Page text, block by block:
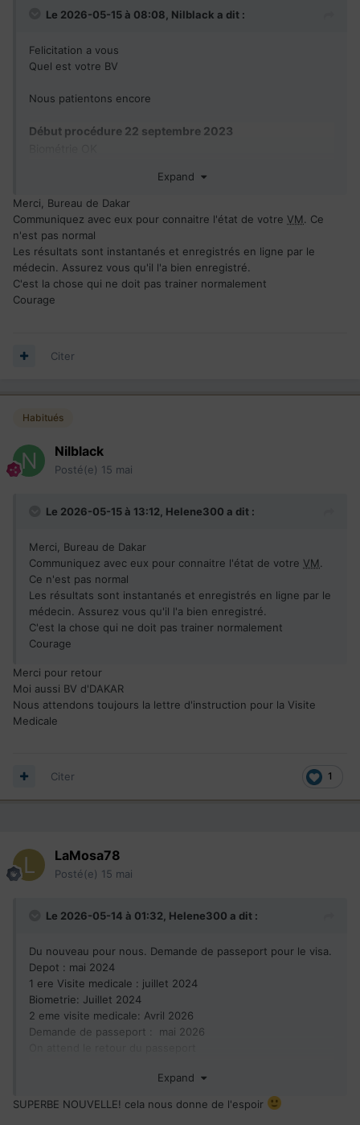
Le 2026-05-15 à 08:08, Nilblack a dit :
Felicitation a vous
Quel est votre BV
Nous patientons encore
Début procédure 22 septembre 2023
VM toujours en attente
CSQparrainage obtenu depuis le 8 mai 2024
CSQ
Expand
Merci, Bureau de Dakar
Communiquez avec eux pour connaitre l'état de votre VM. Ce
n'est pas normal
Les résultats sont instantanés et enregistrés en ligne par le
médecin. Assurez vous qu'il l'a bien enregistré.
C'est la chose qui ne doit pas trainer normalement
Courage
Citer
Habitués
Nilblack
Posté(e) 15 mai
Le 2026-05-15 à 13:12, Helene300 a dit :
Merci, Bureau de Dakar
Communiquez avec eux pour connaitre l'état de votre VM
Ce n'est pas normal
Les résultats sont instantanés et enregistrés en ligne par le
médecin. Assurez vous qu'il l'a bien enregistré.
C'est la chose qui ne doit pas trainer normalement
Courage
Merci pour retour
Moi aussi BV d'DAKAR
Nous attendons toujours la lettre d'instruction pour la Visite
Medicale
1
Citer
LaMosa78
Posté(e) 15 mai
Le 2026-05-14 à 01:32, Helene300 a dit :
Du nouveau pour nous. Demande de passeport pour le visa.
Depot : mai 2024
1 ere Visite medicale : juillet 2024
Biometrie: Juillet 2024
2 eme visite medicale: Avril 2026
Demande de passeport
: mai 2026
Expand
SUPERBE NOUVELLE! cela nous donne de l'espoir